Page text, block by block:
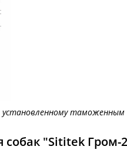
таможенным
собак "Sititek Гром-